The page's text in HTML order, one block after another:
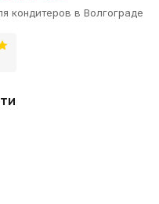
кондитеров в Волгограде